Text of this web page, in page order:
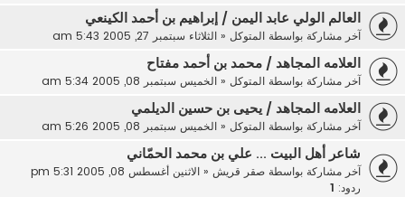
العالم الولي عابد اليمن / إبراهيم بن أحمد الكينعي
آخر مشاركة بواسطة المتوكل « الثلاثاء سبتمبر 27, 2005 5:43 am
العلامه المجاهد / محمد بن أحمد مفتاح
آخر مشاركة بواسطة المتوكل « الخميس سبتمبر 08, 2005 5:34 am
العلامه المجاهد / يحيى بن حسين الديلمي
آخر مشاركة بواسطة المتوكل « الخميس سبتمبر 08, 2005 5:26 am
شاعر أهل البيت ... علي بن محمد الحمّاني
آخر مشاركة بواسطة صقر قريش « الاثنين أغسطس 08, 2005 5:31 pm
ردود: 1